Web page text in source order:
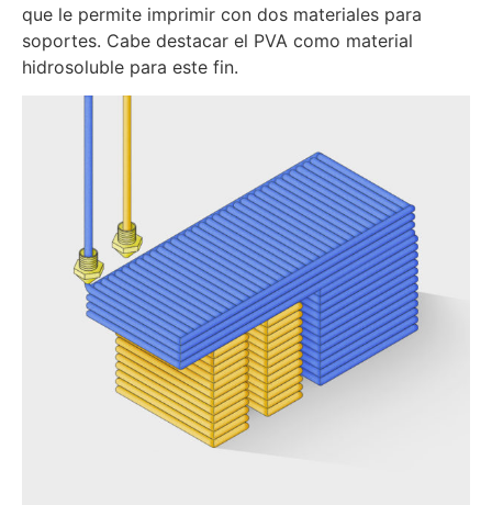
que le permite imprimir con dos materiales para
soportes. Cabe destacar el PVA como material
hidrosoluble para este fin.